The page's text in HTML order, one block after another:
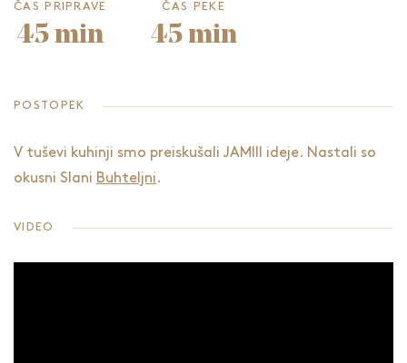
ČAS PRIPRAVE
45 min
ČAS PEKE
45 min
POSTOPEK
V tuševi kuhinji smo preiskušali JAMIII ideje. Nastali so
okusni Slani Buhteljni .
VIDEO